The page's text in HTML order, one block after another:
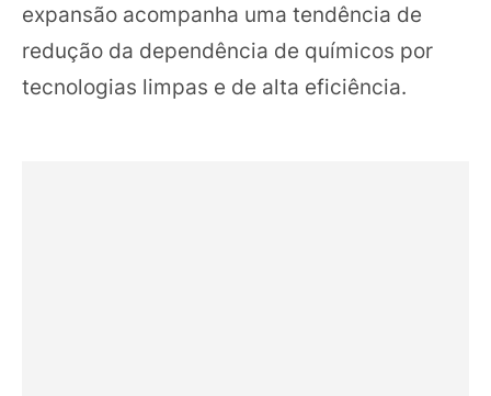
expansão acompanha uma tendência de
redução da dependência de químicos por
tecnologias limpas e de alta eficiência.